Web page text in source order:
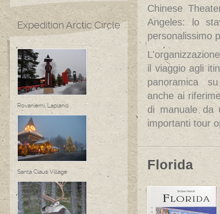
Chinese
Angeles: lo
personalissimo
il viaggio agli
panoramica
anche ai
di manuale da
importanti tour
Florida
Expedition Arctic Circle
Rovaniemi, Lapland
Santa Claus Village